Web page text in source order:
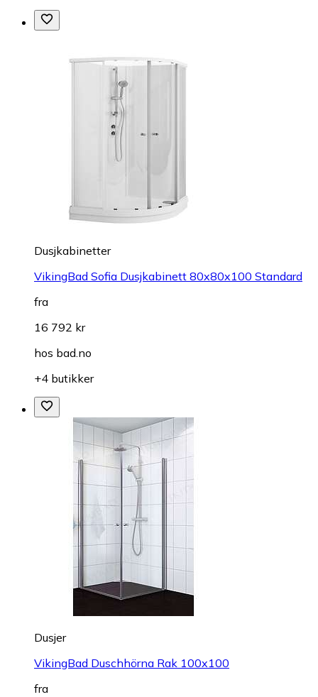
Dusjkabinetter
VikingBad Sofia Dusjkabinett 80x80x100 Standard
fra
16 792 kr
hos bad.no
+4 butikker
Dusjer
VikingBad Duschhörna Rak 100x100
fra